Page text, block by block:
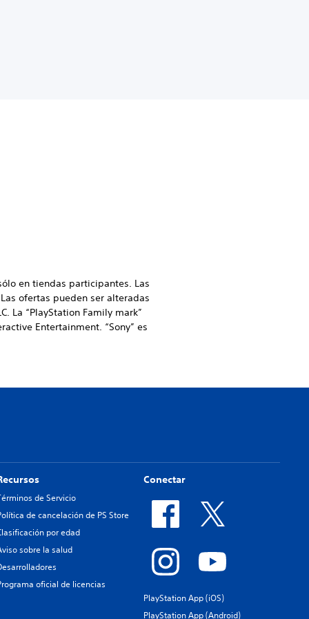
en tiendas participantes. Las
ofertas pueden ser alteradas
La “PlayStation Family mark”
Entertainment. “Sony” es
de Servicio
de cancelación de PS Store
por edad
sobre la salud
oficial de licencias
Conectar
PlayStation App (iOS)
PlayStation App (Android)